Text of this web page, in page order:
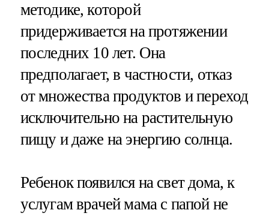
методике, которой
придерживается на протяжении
последних 10 лет. Она
предполагает, в частности, отказ
от множества продуктов и переход
исключительно на растительную
пищу и даже на энергию солнца.
Ребенок появился на свет дома, к
услугам врачей мама с папой не